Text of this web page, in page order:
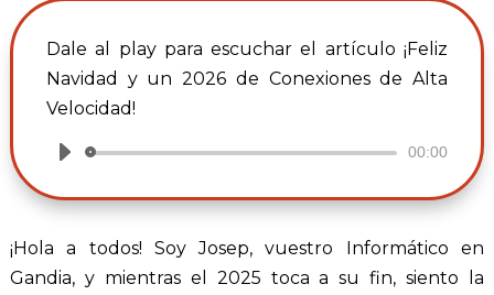
Dale al play para escuchar el artículo ¡Feliz
Navidad y un 2026 de Conexiones de Alta
Velocidad!
Reproductor
audio
00:00
¡Hola a todos! Soy Josep, vuestro Informático en
Gandia, y mientras el 2025 toca a su fin, siento la